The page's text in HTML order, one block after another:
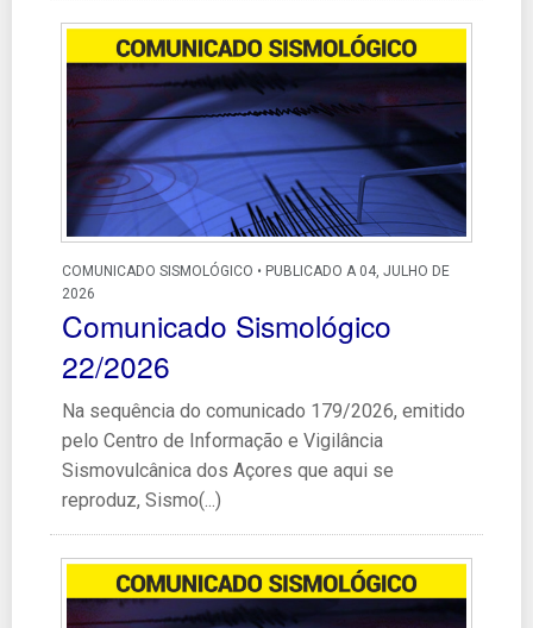
COMUNICADO SISMOLÓGICO • PUBLICADO A 04, JULHO DE
2026
Comunicado Sismológico
22/2026
Na sequência do comunicado 179/2026, emitido
pelo Centro de Informação e Vigilância
Sismovulcânica dos Açores que aqui se
reproduz, Sismo(...)